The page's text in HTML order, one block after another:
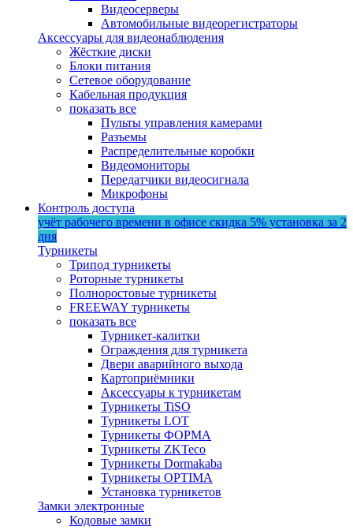
Видеосерверы
Автомобильные видеорегистраторы
Аксессуары для видеонаблюдения
Жёсткие диски
Блоки питания
Сетевое оборудование
Кабельная продукция
показать все
Пульты управления камерами
Разъемы
Распределительные коробки
Видеомониторы
Передатчики видеосигнала
Микрофоны
Контроль доступа
учёт рабочего времени в офисе скидка 5% установка за 2
дня
Турникеты
Трипод турникеты
Роторные турникеты
Полноростовые турникеты
FREEWAY турникеты
показать все
Турникет-калитки
Ограждения для турникета
Двери аварийного выхода
Картоприёмники
Аксессуары к турникетам
Турникеты TiSO
Турникеты LOT
Турникеты ФОРМА
Турникеты ZKTeco
Турникеты Dormakaba
Турникеты OPTIMA
Установка турникетов
Замки электронные
Кодовые замки